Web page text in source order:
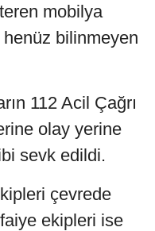
mobilya
henüz bilinmeyen
112 Acil Çağrı
olay yerine
sevk edildi.
çevrede
ekipleri ise